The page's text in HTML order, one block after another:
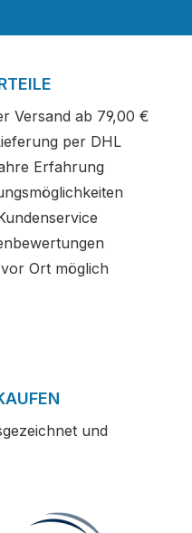
Versand ab 79,00 €
per DHL
Erfahrung
Ort möglich
und